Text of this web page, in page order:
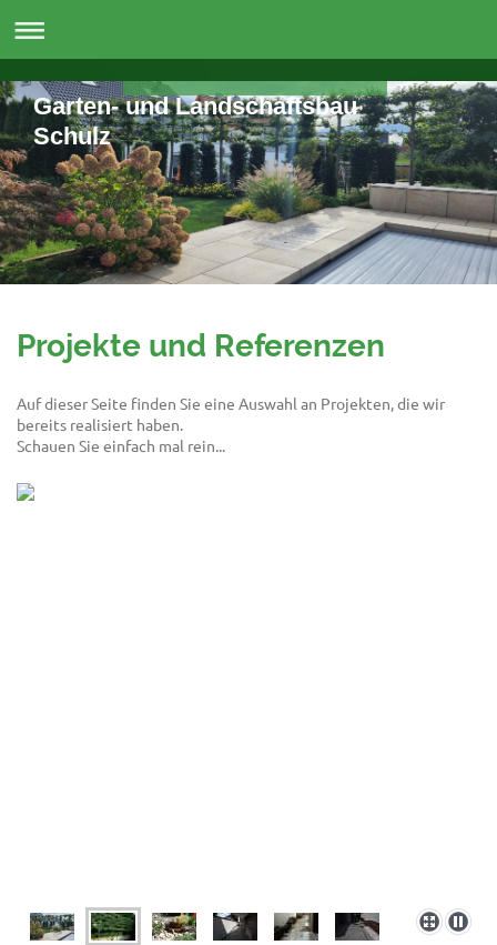
Garten- und Landschaftsbau
Schulz
Projekte und Referenzen
Auf dieser Seite finden Sie eine Auswahl an Projekten, die wir
bereits realisiert haben.
Schauen Sie einfach mal rein...